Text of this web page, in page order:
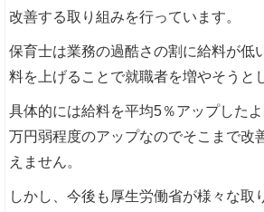
改善する取り組みを行っています。
保育士は業務の過酷さの割に給料が低
料を上げることで就職者を増やそうと
具体的には給料を平均5％アップした
万円弱程度のアップなのでそこまで改
えません。
しかし、今後も厚生労働省が様々な取